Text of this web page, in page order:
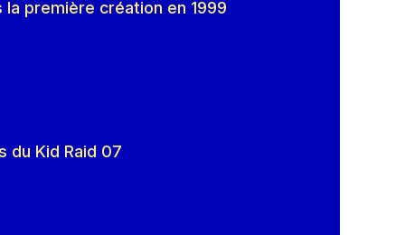
première création en 1999
du Kid Raid 07